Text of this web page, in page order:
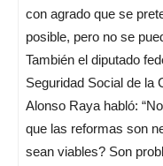
con agrado que se
posible, pero no se
También el diputado
Seguridad Social de la
Alonso Raya habló:
que las reformas son
sean viables? Son